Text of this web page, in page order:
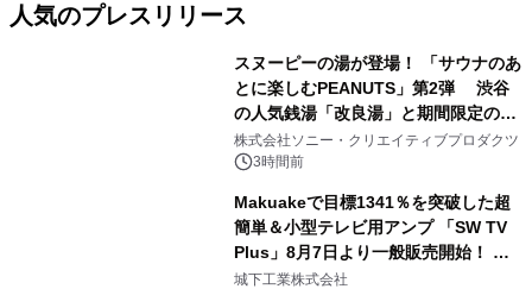
人気のプレスリリース
スヌーピーの湯が登場！ 「サウナのあ
とに楽しむPEANUTS」第2弾 渋谷
の人気銭湯「改良湯」と期間限定のコ
ラボレーション サウナイキタイコラ
ボグッズも発売決定！
株式会社ソニー・クリエイティブプロダクツ
3時間前
Makuakeで目標1341％を突破した超
簡単＆小型テレビ用アンプ 「SW TV
Plus」8月7日より一般販売開始！ ケ
ーブル1本つなぐだけ、テレビの音が
城下工業株式会社